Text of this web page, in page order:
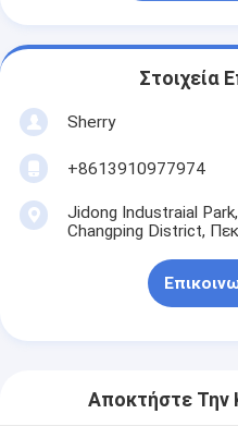
Στοιχεία
Sherry
+8613910977974
Jidong Industraial
Changping District,
Αποκτήστε Την